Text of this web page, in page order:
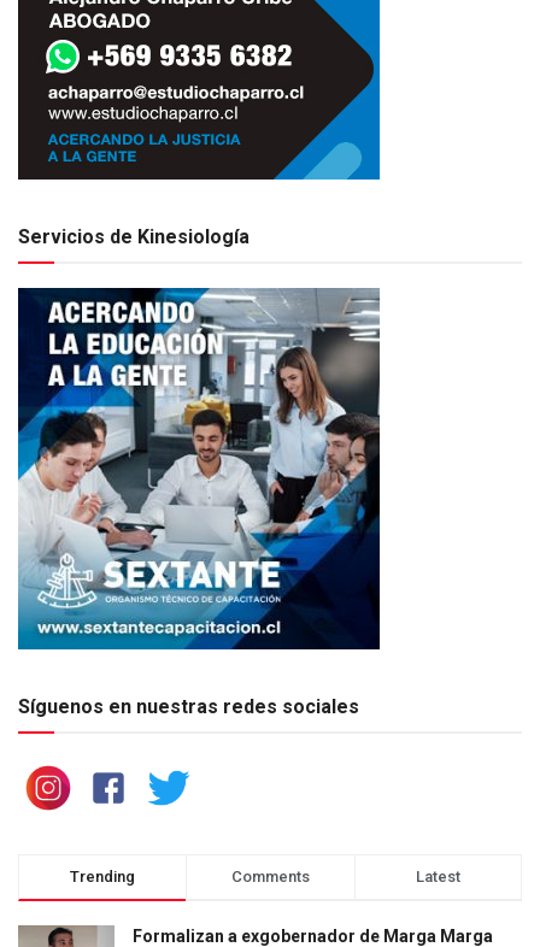
Servicios de Kinesiología
Síguenos en nuestras redes sociales
Trending Comments Latest
Formalizan a exgobernador de Marga Marga